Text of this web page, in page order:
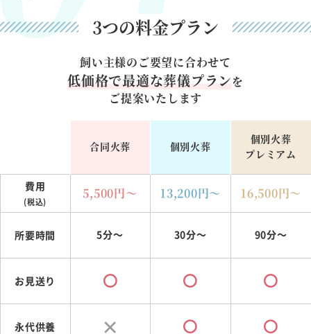
3つの料金プラン
飼い主様のご要望に合わせて
低価格で最適な葬儀プランを
ご提案いたします
合同火葬 個別火葬
個別火葬
プレミアム
費用
(税込)
5,500円～ 13,200円～ 16,500円～
所要時間 5分～ 30分～ 90分～
お見送り
永代供養